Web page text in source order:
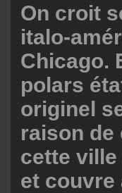
On croit
italo-
Chicago.
polars
originel
raison de
cette ville
et couvre